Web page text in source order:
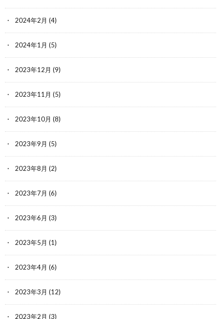
2024年2月 (4)
2024年1月 (5)
2023年12月 (9)
2023年11月 (5)
2023年10月 (8)
2023年9月 (5)
2023年8月 (2)
2023年7月 (6)
2023年6月 (3)
2023年5月 (1)
2023年4月 (6)
2023年3月 (12)
2023年2月 (3)